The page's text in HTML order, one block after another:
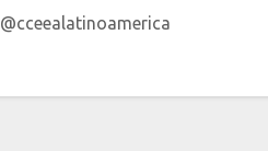
@cceealatinoamerica